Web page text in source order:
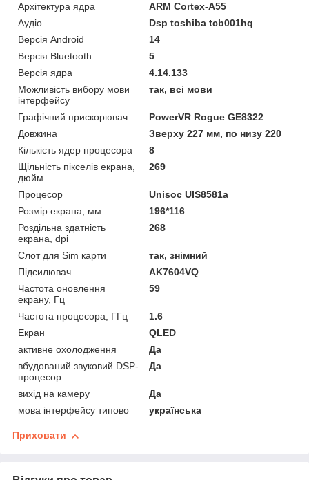
Архітектура ядра
ARM Cortex-A55
Аудіо
Dsp toshiba tcb001hq
Версія Android
14
Версія Bluetooth
5
Версія ядра
4.14.133
Можливість вибору мови
інтерфейсу
так, всі мови
Графічний прискорювач
PowerVR Rogue GE8322
Довжина
Зверху 227 мм, по низу 220
Кількість ядер процесора
8
Щільність пікселів екрана,
дюйм
269
Процесор
Unisoc UIS8581a
Розмір екрана, мм
196*116
Роздільна здатність
екрана, dpi
268
Слот для Sim карти
так, знімний
Підсилювач
AK7604VQ
Частота оновлення
екрану, Гц
59
Частота процесора, ГГц
1.6
Екран
QLED
активне охолодження
Да
вбудований звуковий DSP-
процесор
Да
вихід на камеру
Да
мова інтерфейсу типово
українська
Приховати